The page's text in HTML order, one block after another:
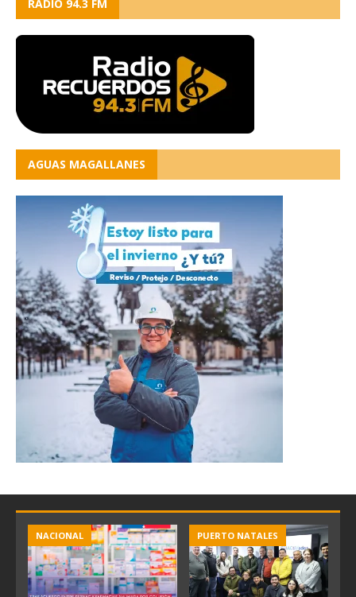
RADIO 94.3 FM
AGUAS MAGALLANES
NACIONAL PUERTO NATALES